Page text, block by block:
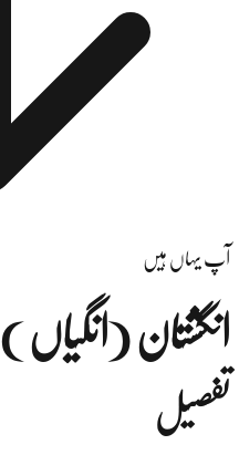
آپ یہاں ہیں
انگشتان (انگیاں )
تفصیل